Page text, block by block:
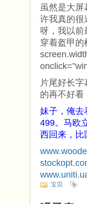
虽然是大屏
许我真的很
呀，我以前
穿着盔甲
片尾好长
的再不好看
妹子，俺去
499。马欧
西回来，比
宝贝